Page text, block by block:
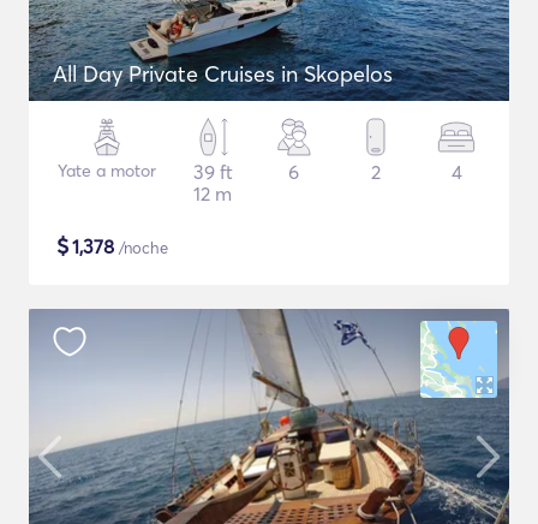
All Day Private Cruises in Skopelos
Yate a motor
39 ft
12 m
6 2 4
$1,378 /noche